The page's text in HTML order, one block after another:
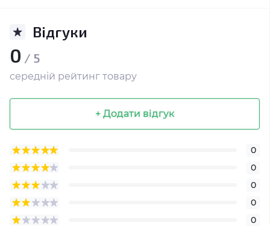
Відгуки
0 / 5
середній рейтинг товару
+ Додати відгук
0
0
0
0
0